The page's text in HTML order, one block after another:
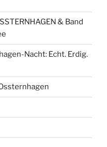
& Band
Nacht: Echt. Erdig.